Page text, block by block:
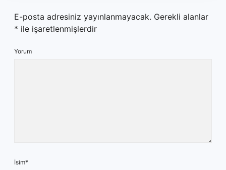
E-posta adresiniz yayınlanmayacak. Gerekli alanlar
* ile işaretlenmişlerdir
Yorum
İsim*